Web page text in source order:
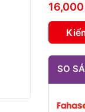
SO